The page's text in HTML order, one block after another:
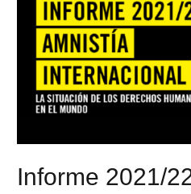
Informe 2021/